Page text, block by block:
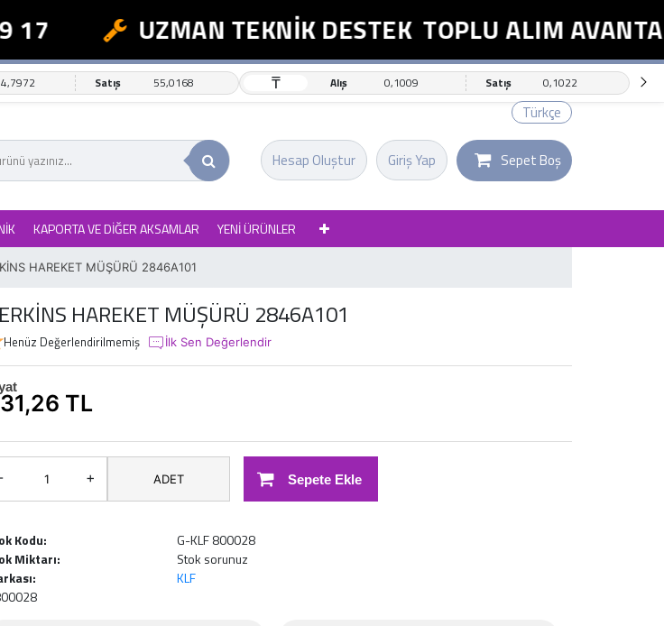
UZMAN TEKNİK DESTEK TOPLU ALIM AVANTAJI
Satış 55,0168 ₸ Alış 0,1009 Satış 0,1022
Türkçe
Giriş Yap
Hesap Oluştur Sepet Boş
KAPORTA VE DİĞER AKSAMLAR YENİ ÜRÜNLER
HAREKET MÜŞÜRÜ 2846A101
HAREKET MÜŞÜRÜ 2846A101
Henüz Değerlendirilmemiş İlk Sen Değerlendir
TL
+ ADET Sepete Ekle
Kodu:
G-KLF 800028
Miktarı:
Stok sorunuz
KLF